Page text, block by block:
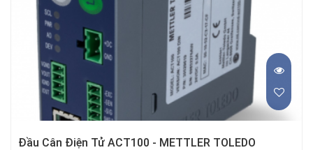
Đầu Cân Điện Tử ACT100 - METTLER TOLEDO